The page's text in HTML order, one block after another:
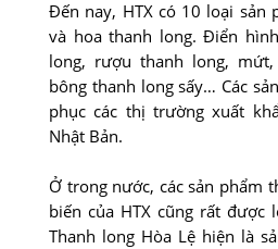
Đến nay, HTX có 10 loại sản
và hoa thanh long. Điển
long, rượu thanh long,
bông thanh long sấy… Các
phục các thị trường xuất
Nhật Bản.
Ở trong nước, các sản phẩm
biến của HTX cũng rất được
Thanh long Hòa Lệ hiện là